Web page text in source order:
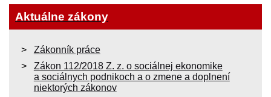
Aktuálne zákony
Zákonník práce
Zákon 112/2018 Z. z. o sociálnej ekonomike
a sociálnych podnikoch a o zmene a doplnení
niektorých zákonov